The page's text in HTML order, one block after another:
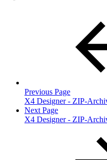
Previous Page
X4 Designer - ZIP-
Next Page
X4 Designer - ZIP-